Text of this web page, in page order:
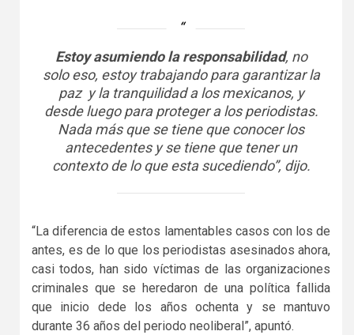
Estoy asumiendo la responsabilidad, no
solo eso, estoy trabajando para garantizar la
paz y la tranquilidad a los mexicanos, y
desde luego para proteger a los periodistas.
Nada más que se tiene que conocer los
antecedentes y se tiene que tener un
contexto de lo que esta sucediendo”, dijo.
“La diferencia de estos lamentables casos con los de
antes, es de lo que los periodistas asesinados ahora,
casi todos, han sido víctimas de las organizaciones
criminales que se heredaron de una política fallida
que inicio dede los años ochenta y se mantuvo
durante 36 años del periodo neoliberal”, apuntó.